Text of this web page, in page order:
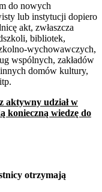
do nowych
lub instytucji dopiero
akt, zwłaszcza
bibliotek,
wychowawczych,
wspólnych, zakładów
domów kultury,
aktywny udział w
konieczną wiedzę do
otrzymają